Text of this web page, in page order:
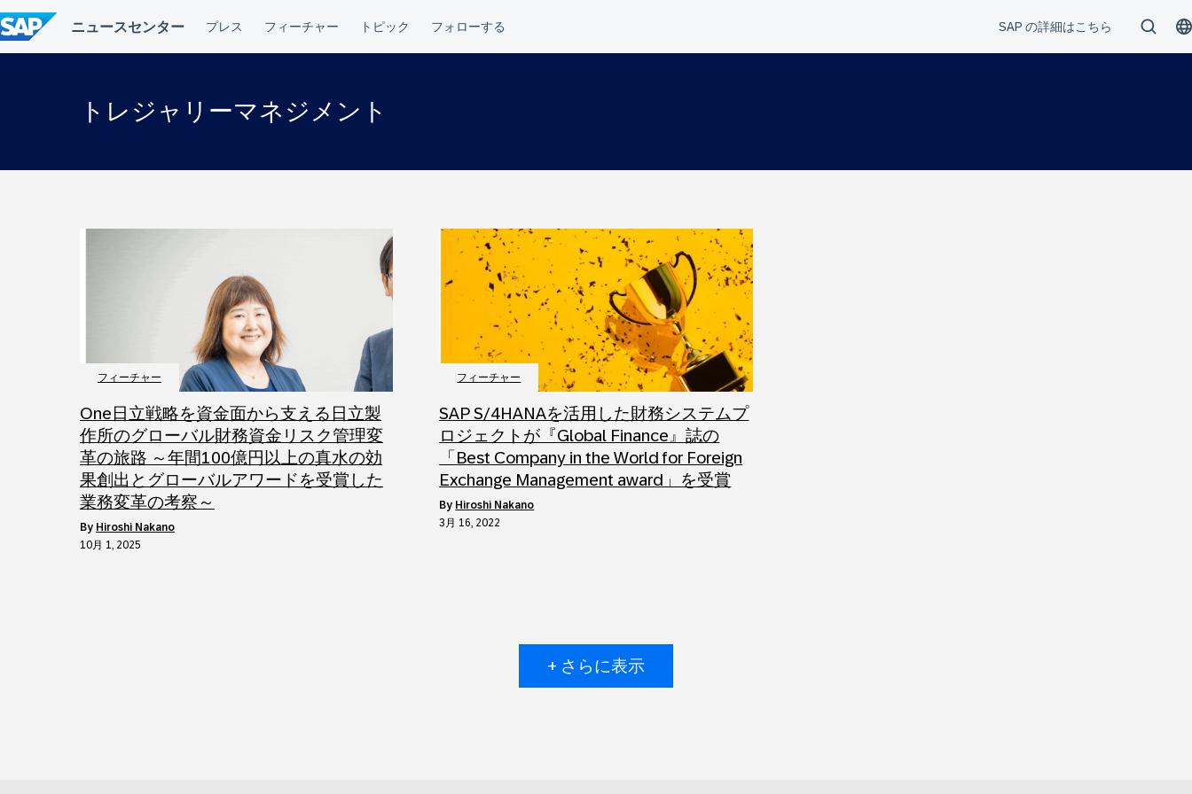
ン
テ
ン
トレジャリーマネジメント
フィーチャー
One日立戦略を資金面から支える日立製
作所のグローバル財務資金リスク管理変
革の旅路 ～年間100億円以上の真水の効
果創出とグローバルアワードを受賞した
業務変革の考察～
by Hiroshi Nakano
10月 1, 2025
フィーチャー
SAP S/4HANAを活用した財務システムプ
ロジェクトが『Global Finance』誌の
「Best Company in the World for Foreign
Exchange Management award」を受賞
by Hiroshi Nakano
3月 16, 2022
+ さらに表示